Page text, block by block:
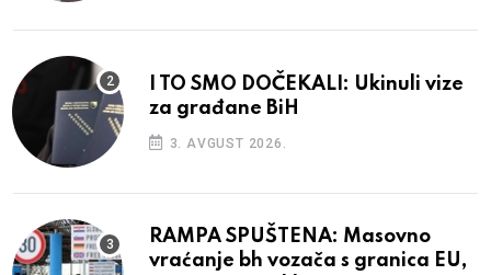
I TO SMO DOČEKALI: Ukinuli vize
za građane BiH
3. AVGUST 2026.
RAMPA SPUŠTENA: Masovno
vraćanje bh vozača s granica EU,